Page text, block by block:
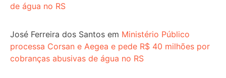
de água no RS
José Ferreira dos Santos em Ministério Público
processa Corsan e Aegea e pede R$ 40 milhões por
cobranças abusivas de água no RS